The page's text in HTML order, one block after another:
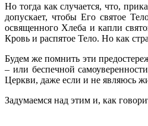
Но тогда как случается, что,
допускает, чтобы Его святое
освященного Хлеба и капли
Кровь и распятое Тело. Но как
Будем же помнить эти
– или беспечной
Церкви, даже если и не являюсь
Задумаемся над этим и, как